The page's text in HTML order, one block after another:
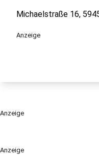
Anzeige
Michaelstraße 16,
Anzeige
Anzeige